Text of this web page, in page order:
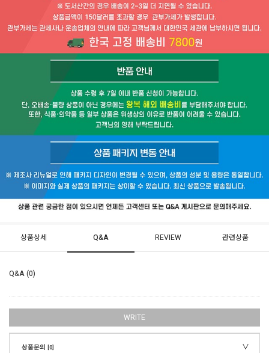
상품상세 Q&A REVIEW 관련상품
Q&A (0)
WRITE
상품문의 [0]